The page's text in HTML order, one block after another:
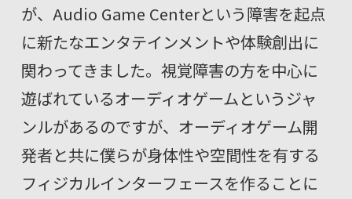
が、Audio Game Centerという障害を起点
に新たなエンタテインメントや体験創出に
関わってきました。視覚障害の方を中心に
遊ばれているオーディオゲームというジャ
ンルがあるのですが、オーディオゲーム開
発者と共に僕らが身体性や空間性を有する
フィジカルインターフェースを作ることに